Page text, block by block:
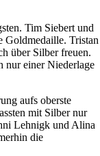
Tim Siebert und
Goldmedaille. Tristan
über Silber freuen.
nur einer Niederlage
aufs oberste
mit Silber nur
Lehnigk und Alina
die